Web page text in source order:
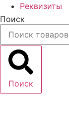
Реквизиты
Поиск
Поиск